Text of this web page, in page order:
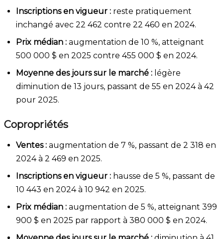
Inscriptions en vigueur : reste pratiquement
inchangé avec 22 462 contre 22 460 en 2024.
Prix médian : augmentation de 10 %, atteignant
500 000 $ en 2025 contre 455 000 $ en 2024.
Moyenne des jours sur le marché : légère
diminution de 13 jours, passant de 55 en 2024 à 42
pour 2025.
Copropriétés
Ventes : augmentation de 7 %, passant de 2 318 en
2024 à 2 469 en 2025.
Inscriptions en vigueur : hausse de 5 %, passant de
10 443 en 2024 à 10 942 en 2025.
Prix médian : augmentation de 5 %, atteignant 399
900 $ en 2025 par rapport à 380 000 $ en 2024.